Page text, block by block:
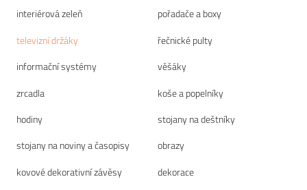
Kategorie
interiérová zeleň
pořadače a boxy
televizní držáky
řečnické pulty
informační systémy
věšáky
zrcadla
koše a popelníky
hodiny
stojany na deštníky
stojany na noviny a časopisy
obrazy
kovové dekorativní závěsy
dekorace